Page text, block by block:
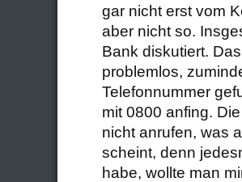
gar nicht erst vom
aber nicht so.
Bank diskutiert.
problemlos,
Telefonnummer
mit 0800 anfing.
nicht anrufen, was
scheint, denn
habe, wollte man